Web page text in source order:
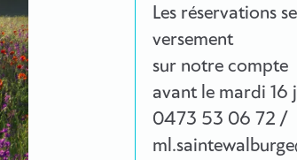
Les réservations
versement
sur notre
avant le mardi 16
0473 53 06 72 /